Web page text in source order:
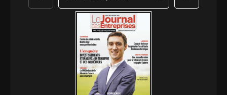
Précédent Suivant